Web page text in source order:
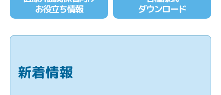
お役立ち情報
ダウンロード
新着情報